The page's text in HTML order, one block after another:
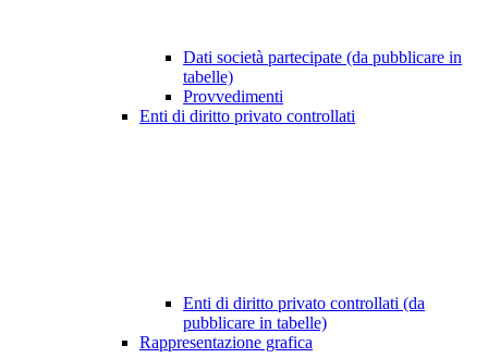
Dati società partecipate (da pubblicare in
tabelle)
Provvedimenti
Enti di diritto privato controllati
Enti di diritto privato controllati (da
pubblicare in tabelle)
Rappresentazione grafica